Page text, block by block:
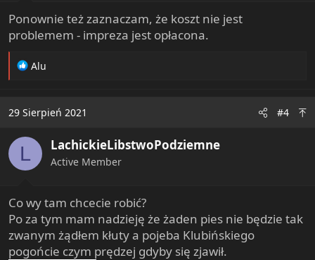
Ponownie też zaznaczam, że koszt nie jest
problemem - impreza jest opłacona.
R
t
s
Alu
29 Sierpień 2021 #4
L LachickieLibstwoPodziemne
Active Member
Co wy tam chcecie robić?
Po za tym mam nadzieję że żaden pies nie będzie tak
zwanym żądłem kłuty a pojeba Klubińskiego
pogońcie czym prędzej gdyby się zjawił.